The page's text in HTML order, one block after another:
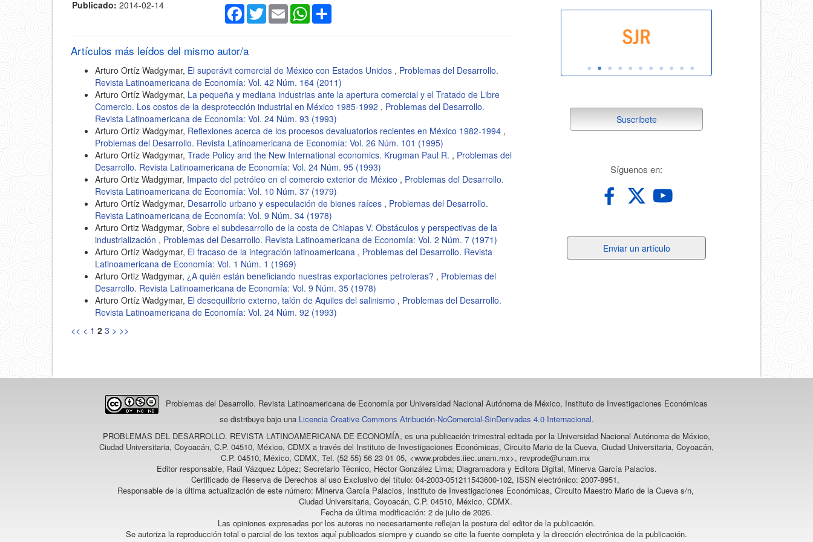
Publicado: 2014-02-14
Facebook
TwitterEmail WhatsApp
Artículos más leídos del mismo autor/a
Arturo Ortíz Wadgymar, El superávit comercial de México con Estados Unidos , Problemas del Desarrollo.
Revista Latinoamericana de Economía: Vol. 42 Núm. 164 (2011)
Arturo Ortíz Wadgymar, La pequeña y mediana industrias ante la apertura comercial y el Tratado de Libre
Comercio. Los costos de la desprotección industrial en México 1985-1992 , Problemas del Desarrollo.
Revista Latinoamericana de Economía: Vol. 24 Núm. 93 (1993)
Arturo Ortíz Wadgymar, Reflexiones acerca de los procesos devaluatorios recientes en México 1982-1994 ,
Problemas del Desarrollo. Revista Latinoamericana de Economía: Vol. 26 Núm. 101 (1995)
Arturo Ortíz Wadgymar, Trade Policy and the New International economics. Krugman Paul R. , Problemas del
Desarrollo. Revista Latinoamericana de Economía: Vol. 24 Núm. 95 (1993)
Arturo Ortiz Wadgymar, Impacto del petróleo en el comercio exterior de México , Problemas del Desarrollo.
Revista Latinoamericana de Economía: Vol. 10 Núm. 37 (1979)
Arturo Ortíz Wadgymar, Desarrollo urbano y especulación de bienes raíces , Problemas del Desarrollo.
Revista Latinoamericana de Economía: Vol. 9 Núm. 34 (1978)
Arturo Ortiz Wadgymar, Sobre el subdesarrollo de la costa de Chiapas V. Obstáculos y perspectivas de la
industrialización , Problemas del Desarrollo. Revista Latinoamericana de Economía: Vol. 2 Núm. 7 (1971)
Arturo Ortíz Wadgymar, El fracaso de la integración latinoamericana , Problemas del Desarrollo. Revista
Latinoamericana de Economía: Vol. 1 Núm. 1 (1969)
Arturo Ortiz Wadgymar, ¿A quién están beneficiando nuestras exportaciones petroleras? , Problemas del
Desarrollo. Revista Latinoamericana de Economía: Vol. 9 Núm. 35 (1978)
Arturo Ortíz Wadgymar, El desequilibrio externo, talón de Aquiles del salinismo , Problemas del Desarrollo.
Revista Latinoamericana de Economía: Vol. 24 Núm. 92 (1993)
<< < 1 2 3 > >>
suscribete
Suscribete
Síguenos en:
un
Enviar un artículo
Problemas del Desarrollo. Revista Latinoamericana de Economía por Universidad Nacional Autónoma de México, Instituto de Investigaciones Económicas
se distribuye bajo una Licencia Creative Commons Atribución-NoComercial-SinDerivadas 4.0 Internacional.
PROBLEMAS DEL DESARROLLO. REVISTA LATINOAMERICANA DE ECONOMÍA, es una publicación trimestral editada por la Universidad Nacional Autónoma de México,
Ciudad Universitaria, Coyoacán, C.P. 04510, México, CDMX a través del Instituto de Investigaciones Económicas, Circuito Mario de la Cueva, Ciudad Universitaria, Coyoacán,
C.P. 04510, México, CDMX, Tel. (52 55) 56 23 01 05, <www.probdes.iiec.unam.mx>, revprode@unam.mx
Editor responsable, Raúl Vázquez López; Secretario Técnico, Héctor González Lima; Diagramadora y Editora Digital, Minerva García Palacios.
Certificado de Reserva de Derechos al uso Exclusivo del título: 04-2003-051211543600-102, ISSN electrónico: 2007-8951,
Responsable de la última actualización de este número: Minerva García Palacios, Instituto de Investigaciones Económicas, Circuito Maestro Mario de la Cueva s/n,
Ciudad Universitaria, Coyoacán, C.P. 04510, México, CDMX.
Fecha de última modificación: 2 de julio de 2026.
Las opiniones expresadas por los autores no necesariamente reflejan la postura del editor de la publicación.
Se autoriza la reproducción total o parcial de los textos aquí publicados siempre y cuando se cite la fuente completa y la dirección electrónica de la publicación.